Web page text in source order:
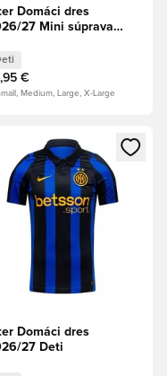
Domáci dres
27 Mini súprava
€
Medium, Large, X-Large
ako člen
modál na prihlásenie
Domáci dres
27 Deti